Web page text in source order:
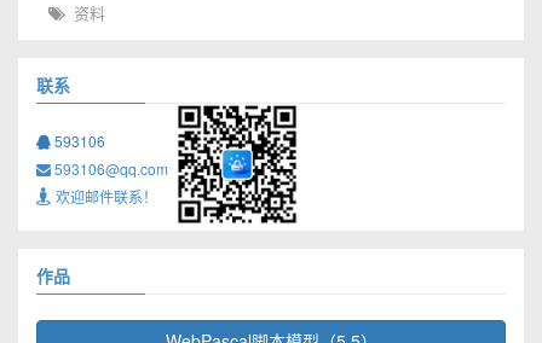
资料
联系
593106
593106@qq.com
欢迎邮件联系！
作品